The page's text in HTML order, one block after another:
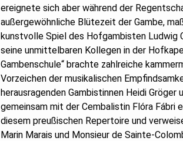
ereignete sich aber während der
außergewöhnliche Blütezeit der Gambe,
kunstvolle Spiel des Hofgambisten Ludwig
seine unmittelbaren Kollegen in der
Gambenschule“ brachte zahlreiche
Vorzeichen der musikalischen
herausragenden Gambistinnen Heidi Gröger
gemeinsam mit der Cembalistin Flóra Fábri
diesem preußischen Repertoire und
Marin Marais und Monsieur de Sainte-